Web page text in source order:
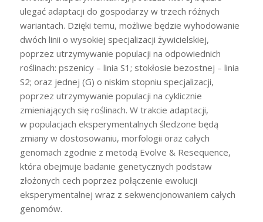
ulegać adaptacji do gospodarzy w trzech różnych
wariantach. Dzięki temu, możliwe będzie wyhodowanie
dwóch linii o wysokiej specjalizacji żywicielskiej,
poprzez utrzymywanie populacji na odpowiednich
roślinach: pszenicy – linia S1; stokłosie bezostnej – linia
S2; oraz jednej (G) o niskim stopniu specjalizacji,
poprzez utrzymywanie populacji na cyklicznie
zmieniających się roślinach. W trakcie adaptacji,
w populacjach eksperymentalnych śledzone będą
zmiany w dostosowaniu, morfologii oraz całych
genomach zgodnie z metodą Evolve & Resequence,
która obejmuje badanie genetycznych podstaw
złożonych cech poprzez połączenie ewolucji
eksperymentalnej wraz z sekwencjonowaniem całych
genomów.